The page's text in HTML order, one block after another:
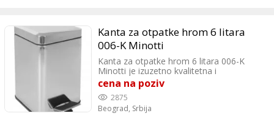
dom.
Kanta za otpatke hrom 6 litara
006-K Minotti
Kanta za otpatke hrom 6 litara 006-K
Minotti je izuzetno kvalitetna i
funkcionalna opcija za svakodnevno
korištenje u različitim prostorima.
Jednostavna je i laka za održavanja, mala
zapremina čini je odličnom opcijom za
cena na poziv
2875
Beograd, Srbija